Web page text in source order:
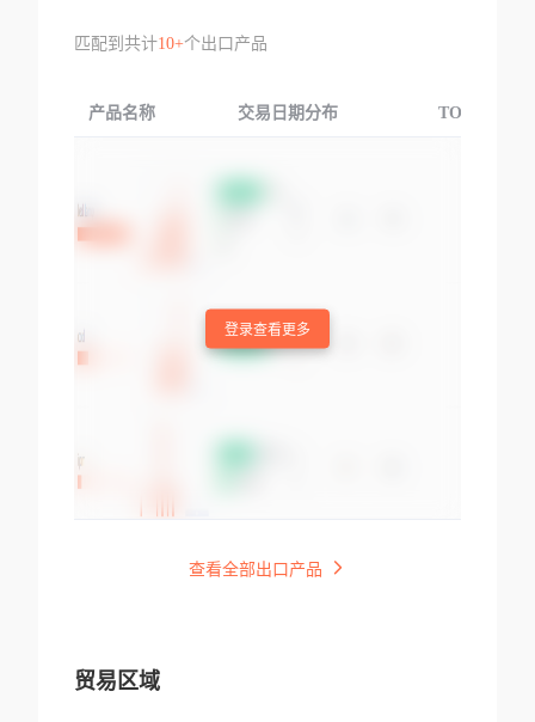
匹配到共计10+个出口产品
产品名称 交易日期分布 TOP3交易国
登录查看更多
查看全部出口产品
贸易区域